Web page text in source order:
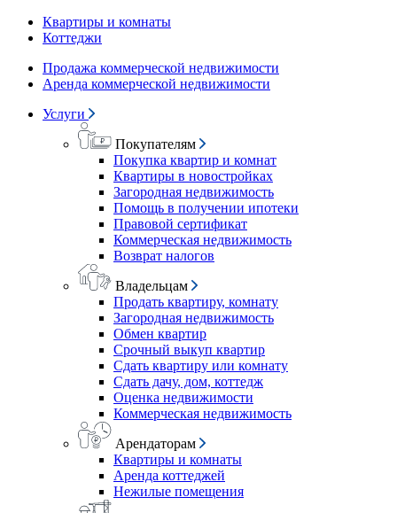
Квартиры и комнаты
Коттеджи
Продажа коммерческой недвижимости
Аренда коммерческой недвижимости
Услуги
Покупателям
Покупка квартир и комнат
Квартиры в новостройках
Загородная недвижимость
Помощь в получении ипотеки
Правовой сертификат
Коммерческая недвижимость
Возврат налогов
Владельцам
Продать квартиру, комнату
Загородная недвижимость
Обмен квартир
Срочный выкуп квартир
Сдать квартиру или комнату
Сдать дачу, дом, коттедж
Оценка недвижимости
Коммерческая недвижимость
Арендаторам
Квартиры и комнаты
Аренда коттеджей
Нежилые помещения